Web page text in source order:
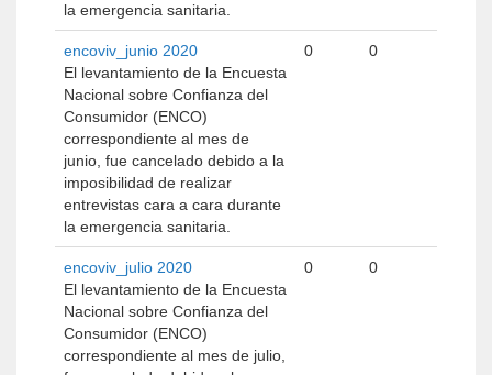
la emergencia sanitaria.
encoviv_junio 2020
El levantamiento de la Encuesta
Nacional sobre Confianza del
Consumidor (ENCO)
correspondiente al mes de
junio, fue cancelado debido a la
imposibilidad de realizar
entrevistas cara a cara durante
la emergencia sanitaria.
0 0
encoviv_julio 2020
El levantamiento de la Encuesta
Nacional sobre Confianza del
Consumidor (ENCO)
correspondiente al mes de julio,
0 0